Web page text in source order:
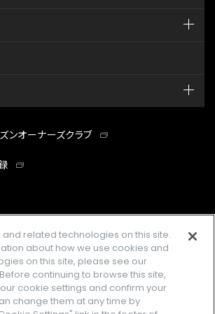
ンオーナーズクラブ
facebookinstagramtwitter
企業情報 ご利用規約
related technologies on this site.
about how we use cookies and
on this site, please see our
continuing to browse this site,
cookie settings and confirm your
change them at any time by